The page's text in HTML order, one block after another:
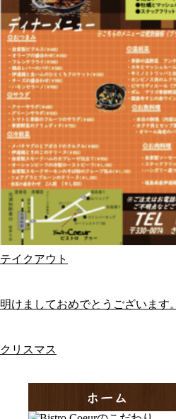
テイクアウト
明けましておめでとうございます。
クリスマス